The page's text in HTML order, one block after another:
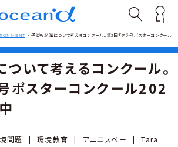
>子どもが海について考えるコンクール。第3回「タラ号ポスターコンクール
いて考えるコンクール。
ポスターコンクール202
問題 | 環境教育 | アニエスベー |
Tara